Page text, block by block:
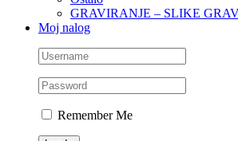
GRAVIRANJE – SLIKE
Moj nalog
Remember Me